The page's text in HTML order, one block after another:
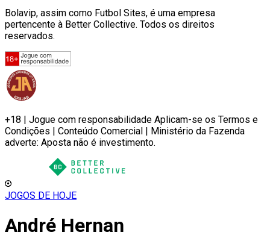
Bolavip, assim como Futbol Sites, é uma empresa
pertencente à Better Collective. Todos os direitos
reservados.
+18 | Jogue com responsabilidade Aplicam-se os Termos e
Condições | Conteúdo Comercial | Ministério da Fazenda
adverte: Aposta não é investimento.
JOGOS DE HOJE
André Hernan